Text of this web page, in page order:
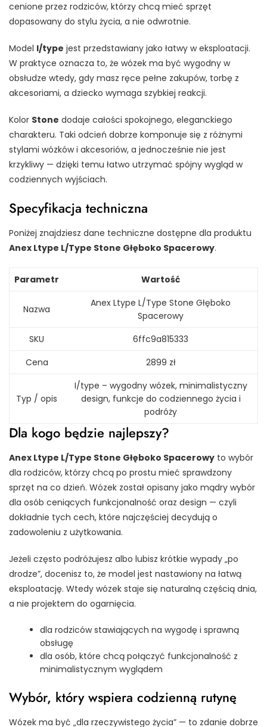
cenione przez rodziców, którzy chcą mieć sprzęt
dopasowany do stylu życia, a nie odwrotnie.
Model I/type jest przedstawiany jako łatwy w eksploatacji.
W praktyce oznacza to, że wózek ma być wygodny w
obsłudze wtedy, gdy masz ręce pełne zakupów, torbę z
akcesoriami, a dziecko wymaga szybkiej reakcji.
Kolor Stone dodaje całości spokojnego, eleganckiego
charakteru. Taki odcień dobrze komponuje się z różnymi
stylami wózków i akcesoriów, a jednocześnie nie jest
krzykliwy — dzięki temu łatwo utrzymać spójny wygląd w
codziennych wyjściach.
Specyfikacja techniczna
Poniżej znajdziesz dane techniczne dostępne dla produktu
Anex Ltype L/Type Stone Głęboko Spacerowy.
Parametr Wartość
Nazwa
Anex Ltype L/Type Stone Głęboko
Spacerowy
SKU
6ffc9a815333
Cena
2899 zł
Typ / opis
I/type – wygodny wózek, minimalistyczny
design, funkcje do codziennego życia i
podróży
Dla kogo będzie najlepszy?
Anex Ltype L/Type Stone Głęboko Spacerowy to wybór
dla rodziców, którzy chcą po prostu mieć sprawdzony
sprzęt na co dzień. Wózek został opisany jako mądry wybór
dla osób ceniących funkcjonalność oraz design — czyli
dokładnie tych cech, które najczęściej decydują o
zadowoleniu z użytkowania.
Jeżeli często podróżujesz albo lubisz krótkie wypady „po
drodze”, docenisz to, że model jest nastawiony na łatwą
eksploatację. Wtedy wózek staje się naturalną częścią dnia,
a nie projektem do ogarnięcia.
dla rodziców stawiających na wygodę i sprawną
obsługę
dla osób, które chcą połączyć funkcjonalność z
minimalistycznym wyglądem
Wybór, który wspiera codzienną rutynę
Wózek ma być „dla rzeczywistego życia” — to zdanie dobrze